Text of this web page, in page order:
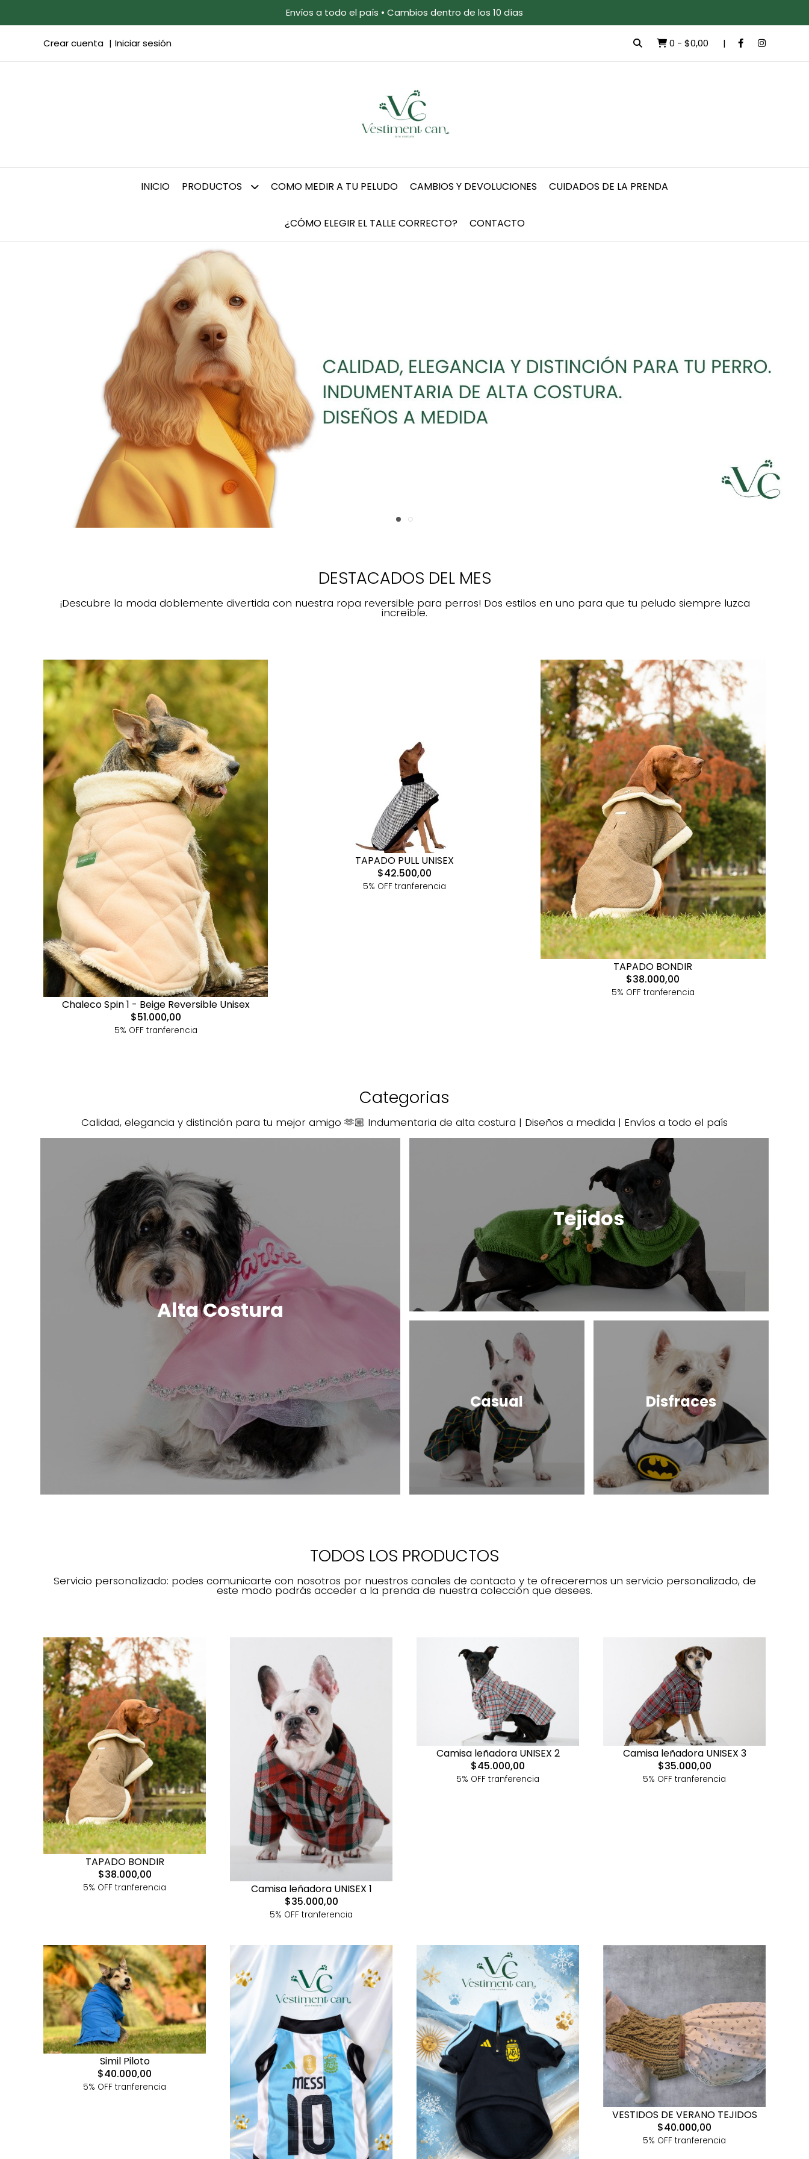
Envíos a todo el país • Cambios dentro de los 10 días
Crear cuenta Iniciar sesión 0 - $0,00
INICIO PRODUCTOS COMO MEDIR A TU PELUDO CAMBIOS Y DEVOLUCIONES CUIDADOS DE LA PRENDA
¿CÓMO ELEGIR EL TALLE CORRECTO? CONTACTO
DESTACADOS DEL MES
¡Descubre la moda doblemente divertida con nuestra ropa reversible para perros! Dos estilos en uno para que tu peludo siempre luzca
increíble.
Chaleco Spin 1 - Beige Reversible Unisex
$51.000,00
5% OFF tranferencia
TAPADO PULL UNISEX
$42.500,00
5% OFF tranferencia
TAPADO BONDIR
$38.000,00
5% OFF tranferencia
Categorias
Calidad, elegancia y distinción para tu mejor amigo 🫶🏼 Indumentaria de alta costura | Diseños a medida | Envíos a todo el país
Alta Costura
Tejidos
Casual Disfraces
TODOS LOS PRODUCTOS
Servicio personalizado: podes comunicarte con nosotros por nuestros canales de contacto y te ofreceremos un servicio personalizado, de
este modo podrás acceder a la prenda de nuestra colección que desees.
TAPADO BONDIR
$38.000,00
5% OFF tranferencia
Camisa leñadora UNISEX 1
$35.000,00
5% OFF tranferencia
Camisa leñadora UNISEX 2
$45.000,00
5% OFF tranferencia
Camisa leñadora UNISEX 3
$35.000,00
5% OFF tranferencia
Simil Piloto
$40.000,00
5% OFF tranferencia
VESTIDOS DE VERANO TEJIDOS
$40.000,00
5% OFF tranferencia